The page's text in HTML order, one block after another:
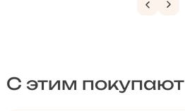
С этим покупают